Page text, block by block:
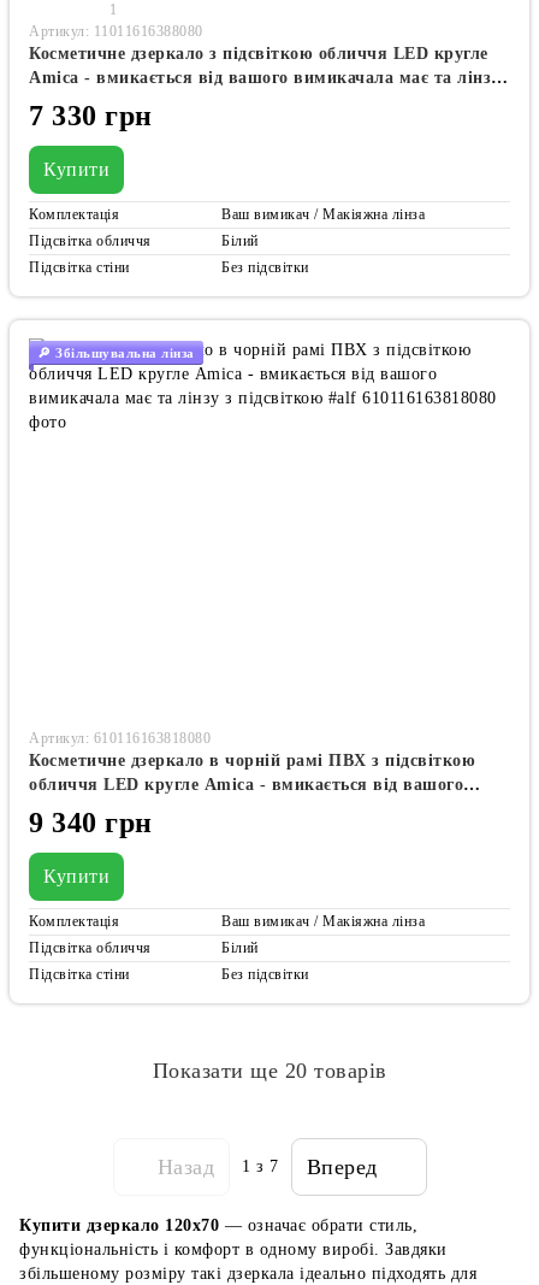
1
Артикул: 11011616388080
Косметичне дзеркало з підсвіткою обличчя LED кругле
Amica - вмикається від вашого вимикачала має та лінзу
з підсвіткою #al
7 330 грн
Купити
Комплектація
Ваш вимикач / Макіяжна лінза
Підсвітка обличчя
Білий
Підсвітка стіни
Без підсвітки
🔎 Збільшувальна лінза
Артикул: 610116163818080
Косметичне дзеркало в чорній рамі ПВХ з підсвіткою
обличчя LED кругле Amica - вмикається від вашого
вимикачала має та лінзу з підсвіткою #alf
9 340 грн
Купити
Комплектація
Ваш вимикач / Макіяжна лінза
Підсвітка обличчя
Білий
Підсвітка стіни
Без підсвітки
Показати ще 20 товарів
Назад 1 з 7 Вперед
Купити дзеркало 120x70 — означає обрати стиль,
функціональність і комфорт в одному виробі. Завдяки
збільшеному розміру такі дзеркала ідеально підходять для